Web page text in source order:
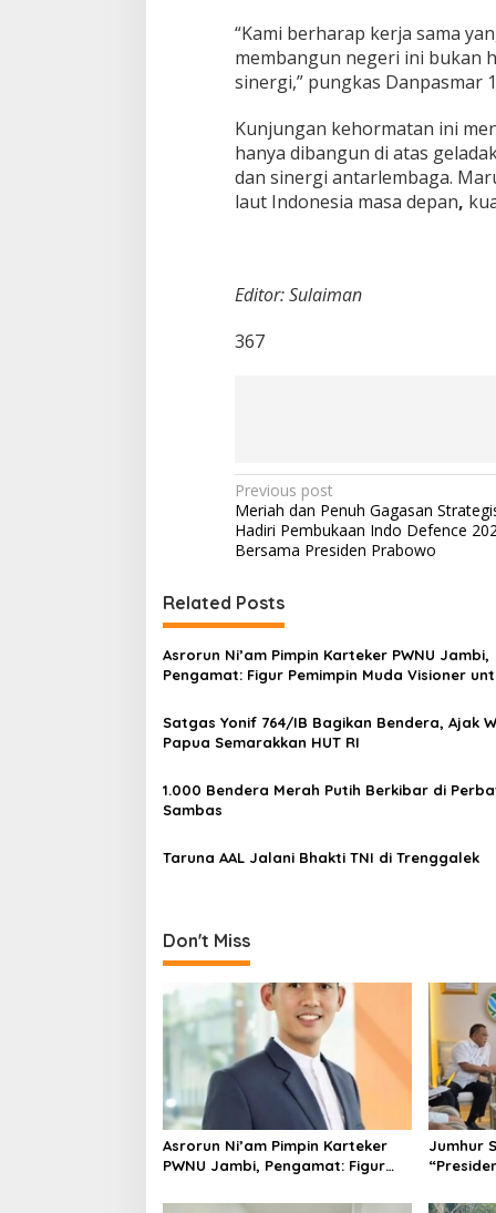
“Kami berharap kerja sama
membangun negeri ini bukan
sinergi,” pungkas Danpasmar
Kunjungan kehormatan ini
hanya dibangun di atas
dan sinergi antarlembaga.
laut Indonesia masa depan,
Editor: Sulaiman
367
P
o
s
t
n
a
v
i
g
t
o
Previous post
Meriah dan Penuh Gagasan
Hadiri Pembukaan Indo Defence
Bersama Presiden Prabowo
Related Posts
Asrorun Ni’am Pimpin Karteker PWNU Jambi,
Pengamat: Figur Pemimpin Muda Visioner
Satgas Yonif 764/IB Bagikan Bendera, Ajak
Papua Semarakkan HUT RI
1.000 Bendera Merah Putih Berkibar di
Sambas
Taruna AAL Jalani Bhakti TNI di Trenggalek
Don't Miss
Asrorun Ni’am Pimpin Karteker
PWNU Jambi, Pengamat: Figur
Abad Kedua NU
Jumhur